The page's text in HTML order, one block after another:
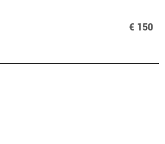
€ 150